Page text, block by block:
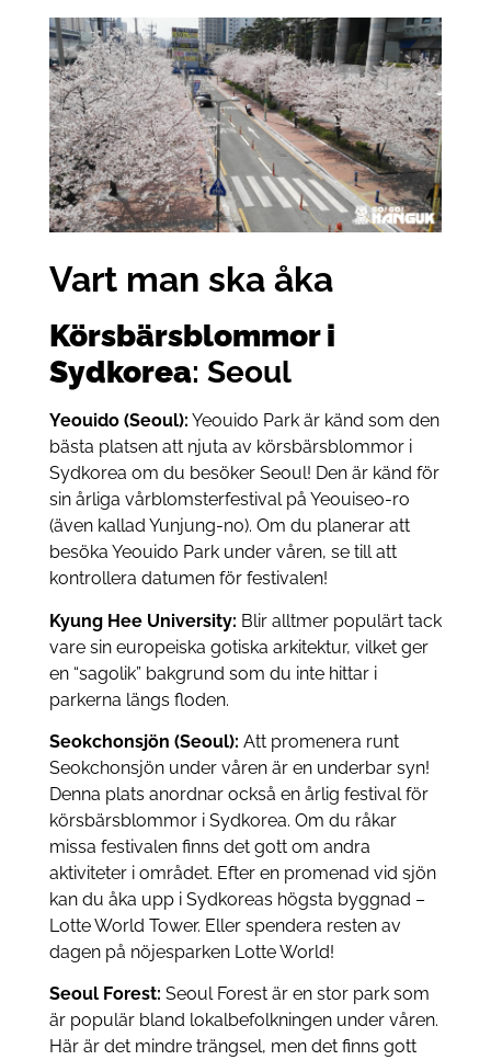
Vart man ska åka
Körsbärsblommor i
Sydkorea: Seoul
Yeouido (Seoul): Yeouido Park är känd som den
bästa platsen att njuta av körsbärsblommor i
Sydkorea om du besöker Seoul! Den är känd för
sin årliga vårblomsterfestival på Yeouiseo-ro
(även kallad Yunjung-no). Om du planerar att
besöka Yeouido Park under våren, se till att
kontrollera datumen för festivalen!
Kyung Hee University: Blir alltmer populärt tack
vare sin europeiska gotiska arkitektur, vilket ger
en “sagolik” bakgrund som du inte hittar i
parkerna längs floden.
Seokchonsjön (Seoul): Att promenera runt
Seokchonsjön under våren är en underbar syn!
Denna plats anordnar också en årlig festival för
körsbärsblommor i Sydkorea. Om du råkar
missa festivalen finns det gott om andra
aktiviteter i området. Efter en promenad vid sjön
kan du åka upp i Sydkoreas högsta byggnad –
Lotte World Tower. Eller spendera resten av
dagen på nöjesparken Lotte World!
Seoul Forest: Seoul Forest är en stor park som
är populär bland lokalbefolkningen under våren.
Här är det mindre trängsel, men det finns gott